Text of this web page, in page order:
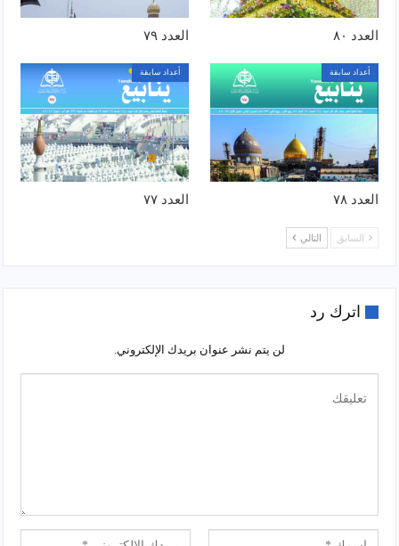
العدد ٨٠ العدد ٧٩
أعداد سابقة
العدد ٧٨
أعداد سابقة
العدد ٧٧
السابق التالي
اترك رد
لن يتم نشر عنوان بريدك الإلكتروني.